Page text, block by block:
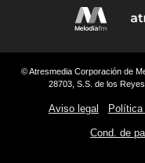
© Atresmedia Corporación de
28703, S.S. de los
Aviso legal Política
Cond. de